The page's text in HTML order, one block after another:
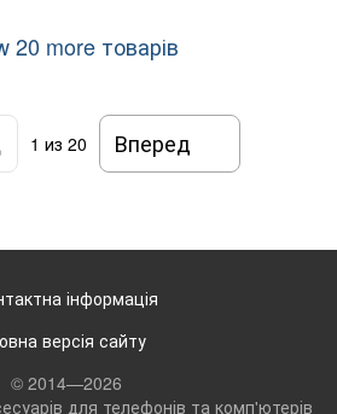
20 more товарів
1 из 20 Вперед
інформація
версія сайту
© 2014—2026
для телефонів та комп'ютерів